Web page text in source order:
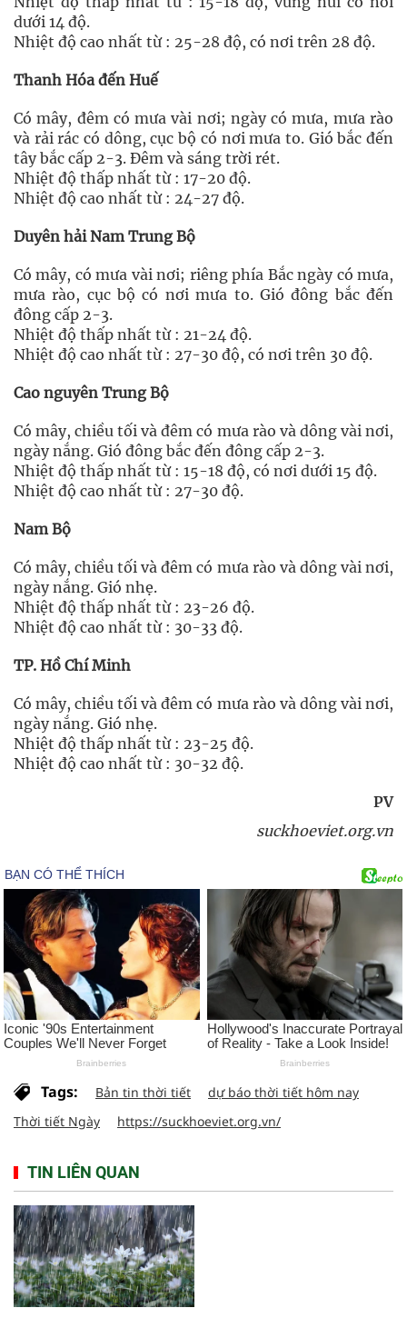
dưới 14 độ.
Nhiệt độ cao nhất từ : 25-28 độ, có nơi trên 28 độ.
Thanh Hóa đến Huế
Có mây, đêm có mưa vài nơi; ngày có mưa, mưa rào
và rải rác có dông, cục bộ có nơi mưa to. Gió bắc đến
tây bắc cấp 2-3. Đêm và sáng trời rét.
Nhiệt độ thấp nhất từ : 17-20 độ.
Nhiệt độ cao nhất từ : 24-27 độ.
Duyên hải Nam Trung Bộ
Có mây, có mưa vài nơi; riêng phía Bắc ngày có mưa,
mưa rào, cục bộ có nơi mưa to. Gió đông bắc đến
đông cấp 2-3.
Nhiệt độ thấp nhất từ : 21-24 độ.
Nhiệt độ cao nhất từ : 27-30 độ, có nơi trên 30 độ.
Cao nguyên Trung Bộ
Có mây, chiều tối và đêm có mưa rào và dông vài nơi,
ngày nắng. Gió đông bắc đến đông cấp 2-3.
Nhiệt độ thấp nhất từ : 15-18 độ, có nơi dưới 15 độ.
Nhiệt độ cao nhất từ : 27-30 độ.
Nam Bộ
Có mây, chiều tối và đêm có mưa rào và dông vài nơi,
ngày nắng. Gió nhẹ.
Nhiệt độ thấp nhất từ : 23-26 độ.
Nhiệt độ cao nhất từ : 30-33 độ.
TP. Hồ Chí Minh
Có mây, chiều tối và đêm có mưa rào và dông vài nơi,
ngày nắng. Gió nhẹ.
Nhiệt độ thấp nhất từ : 23-25 độ.
Nhiệt độ cao nhất từ : 30-32 độ.
PV
suckhoeviet.org.vn
Tags: Bản tin thời tiết
dự báo thời tiết hôm nay
Thời tiết Ngày
https://suckhoeviet.org.vn/
TIN LIÊN QUAN